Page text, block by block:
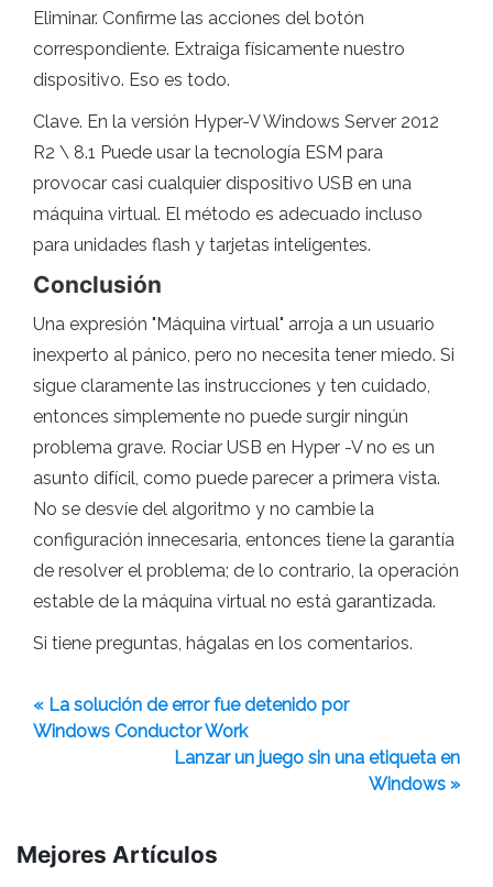
Eliminar. Confirme las acciones del botón
correspondiente. Extraiga físicamente nuestro
dispositivo. Eso es todo.
Clave. En la versión Hyper-V Windows Server 2012
R2 \ 8.1 Puede usar la tecnología ESM para
provocar casi cualquier dispositivo USB en una
máquina virtual. El método es adecuado incluso
para unidades flash y tarjetas inteligentes.
Conclusión
Una expresión "Máquina virtual" arroja a un usuario
inexperto al pánico, pero no necesita tener miedo. Si
sigue claramente las instrucciones y ten cuidado,
entonces simplemente no puede surgir ningún
problema grave. Rociar USB en Hyper -V no es un
asunto difícil, como puede parecer a primera vista.
No se desvíe del algoritmo y no cambie la
configuración innecesaria, entonces tiene la garantía
de resolver el problema; de lo contrario, la operación
estable de la máquina virtual no está garantizada.
Si tiene preguntas, hágalas en los comentarios.
« La solución de error fue detenido por
Windows Conductor Work
Lanzar un juego sin una etiqueta en
Windows »
Mejores Artículos